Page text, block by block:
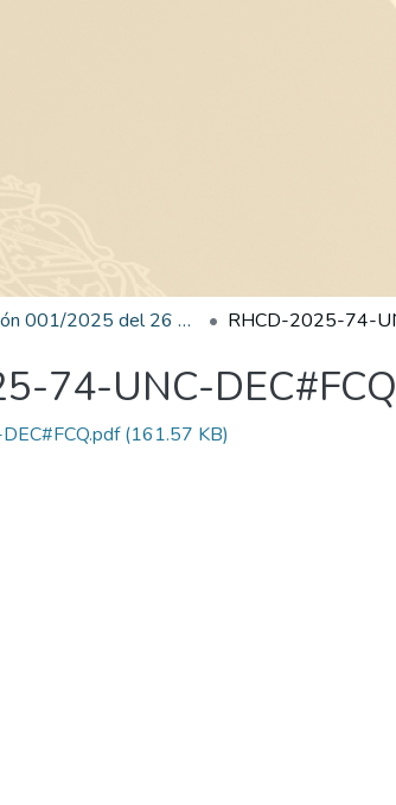
Edición 001/2025 del 26 de mayo de 2025
74-UNC-DEC#FCQ
(161.57 KB)